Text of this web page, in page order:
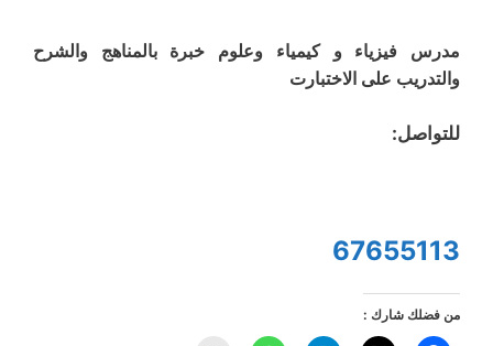
مدرس فيزياء و كيمياء وعلوم خبرة بالمناهج والشرح
والتدريب على الاختبارت
للتواصل:
67655113
من فضلك شارك :